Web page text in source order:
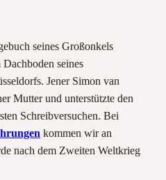
seines Großonkels
seines
Jener Simon van
Mutter und unterstützte den
Schreibversuchen. Bei
kommen wir an
nach dem Zweiten Weltkrieg